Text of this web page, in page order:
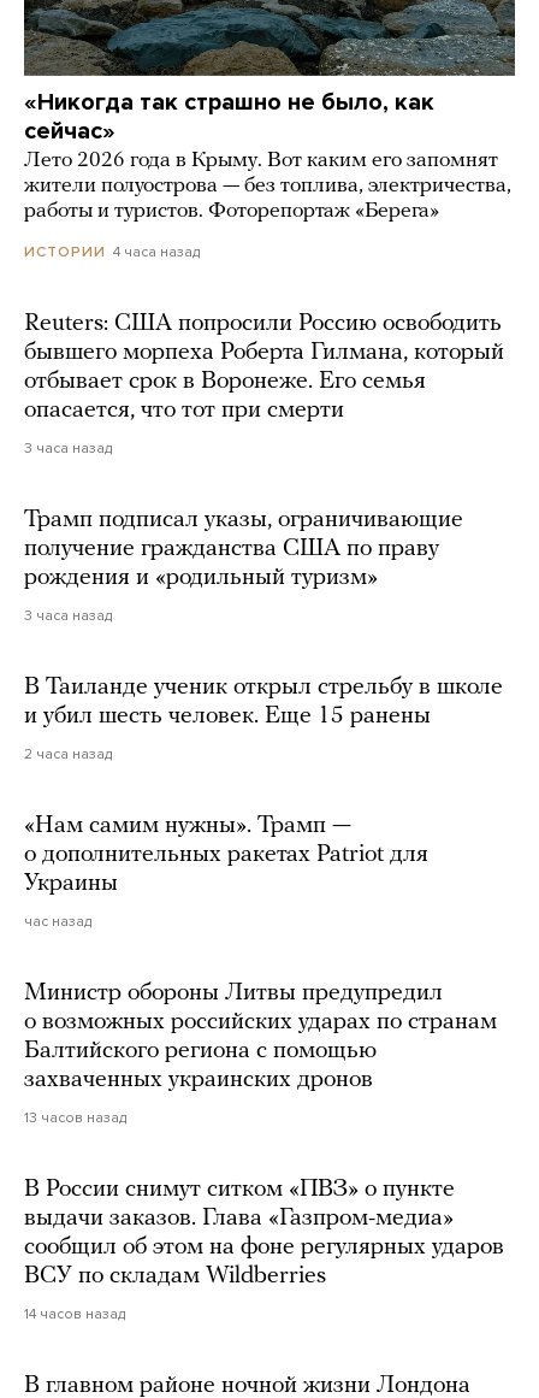
«Никогда так страшно не было, как
сейчас»
Лето 2026 года в Крыму. Вот каким его запомнят
жители полуострова — без топлива, электричества,
работы и туристов. Фоторепортаж «Берега»
ИСТОРИИ 4 часа назад
Reuters: США попросили Россию освободить
бывшего морпеха Роберта Гилмана, который
отбывает срок в Воронеже. Его семья
опасается, что тот при смерти
3 часа назад
Трамп подписал указы, ограничивающие
получение гражданства США по праву
рождения и «родильный туризм»
3 часа назад
В Таиланде ученик открыл стрельбу в школе
и убил шесть человек. Еще 15 ранены
2 часа назад
«Нам самим нужны». Трамп —
о дополнительных ракетах Patriot для
Украины
час назад
Министр обороны Литвы предупредил
о возможных российских ударах по странам
Балтийского региона с помощью
захваченных украинских дронов
13 часов назад
В России снимут ситком «ПВЗ» о пункте
выдачи заказов. Глава «Газпром-медиа»
сообщил об этом на фоне регулярных ударов
ВСУ по складам Wildberries
14 часов назад
В главном районе ночной жизни Лондона